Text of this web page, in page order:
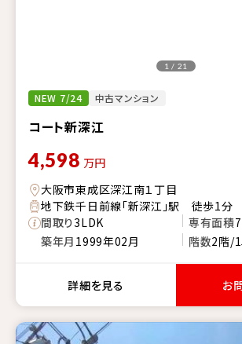
NEW 7/24 中古マンション
コート新深江
1 / 21
4,598 万円
大阪市東成区深江南１丁目
地下鉄千日前線「新深江」駅 徒歩1分
間取り3LDK 専有面積
築年月 1999年02月 階数2階/
詳細を見る お